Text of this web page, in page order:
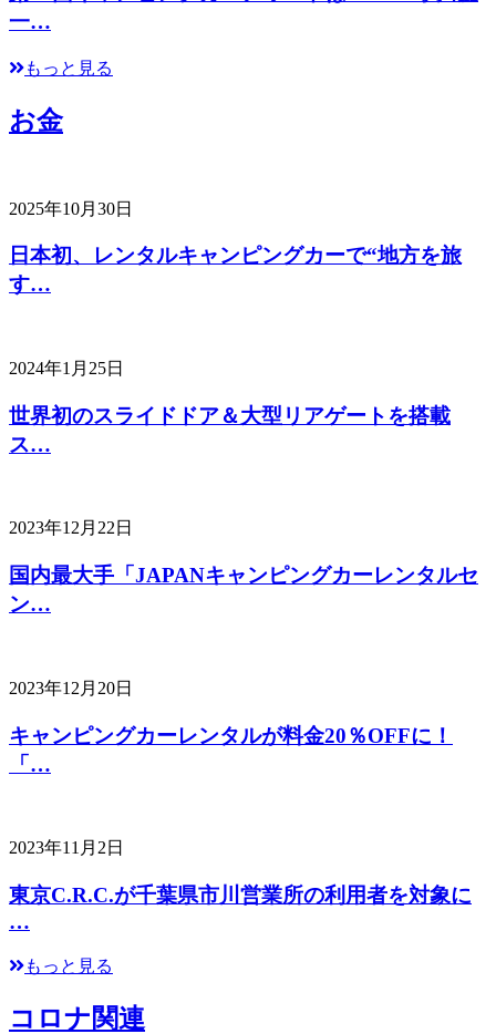
一…
もっと見る
お金
2025年10月30日
日本初、レンタルキャンピングカーで“地方を旅
す…
2024年1月25日
世界初のスライドドア＆大型リアゲートを搭載
ス…
2023年12月22日
国内最大手「JAPANキャンピングカーレンタルセ
ン…
2023年12月20日
キャンピングカーレンタルが料金20％OFFに！
「…
2023年11月2日
東京C.R.C.が千葉県市川営業所の利用者を対象に
…
もっと見る
コロナ関連